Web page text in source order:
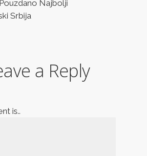
Najbolji
Srbija
a Reply
is..